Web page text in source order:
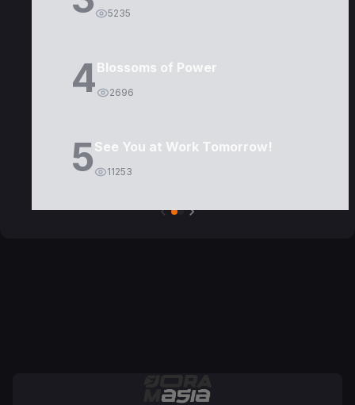
5235
4Blossoms of Power
2696
5See You at Work Tomorrow!
11253